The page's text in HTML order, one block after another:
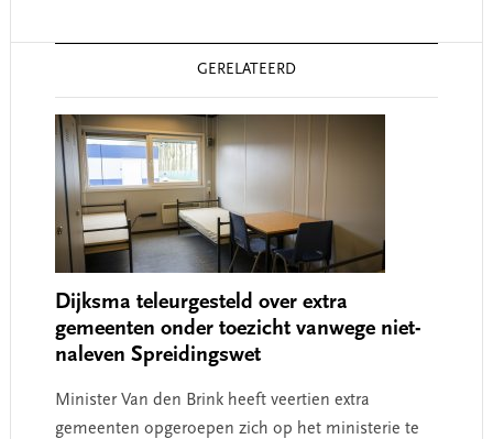
GERELATEERD
Dijksma teleurgesteld over extra
gemeenten onder toezicht vanwege niet-
naleven Spreidingswet
Minister Van den Brink heeft veertien extra
gemeenten opgeroepen zich op het ministerie te